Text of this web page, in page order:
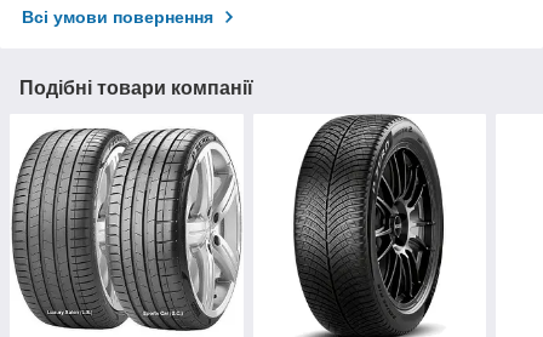
Всі умови повернення
Подібні товари компанії